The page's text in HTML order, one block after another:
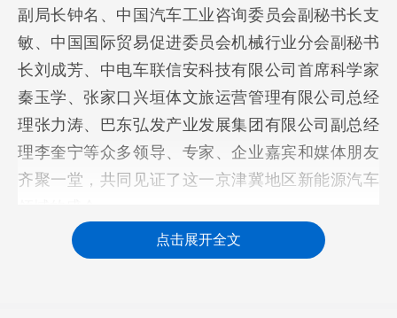
副局长钟名、中国汽车工业咨询委员会副秘书长支
敏、中国国际贸易促进委员会机械行业分会副秘书
长刘成芳、中电车联信安科技有限公司首席科学家
秦玉学、张家口兴垣体文旅运营管理有限公司总经
理张力涛、巴东弘发产业发展集团有限公司副总经
理李奎宁等众多领导、专家、企业嘉宾和媒体朋友
齐聚一堂，共同见证了这一京津冀地区新能源汽车
点击展开全文